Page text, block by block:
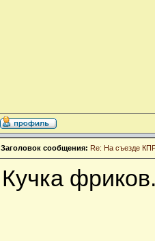
Заголовок сообщения: Re: На съезде
Кучка